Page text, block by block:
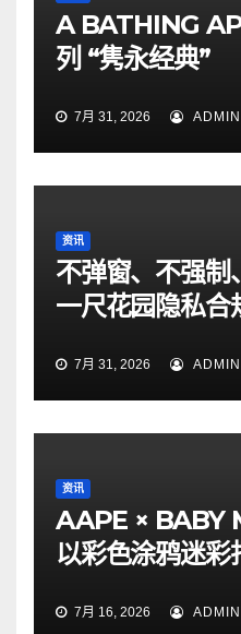
A BATHING
列 “隽永经典”
7月 31, 2026 ADMIN
资讯
不弹窗、不强
一尺花园隐私合
7月 31, 2026 ADMIN
资讯
AAPE × BABY
以彩色涂鸦迷彩
7月 16, 2026 ADMIN